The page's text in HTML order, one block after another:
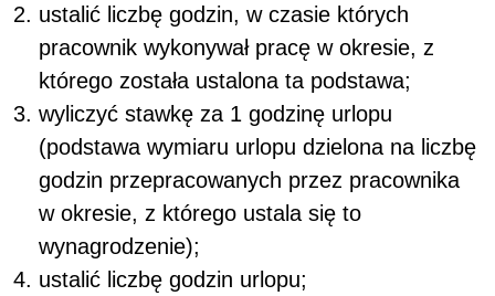
ustalić liczbę godzin, w czasie których
pracownik wykonywał pracę w okresie, z
którego została ustalona ta podstawa;
wyliczyć stawkę za 1 godzinę urlopu
(podstawa wymiaru urlopu dzielona na liczbę
godzin przepracowanych przez pracownika
w okresie, z którego ustala się to
wynagrodzenie);
ustalić liczbę godzin urlopu;